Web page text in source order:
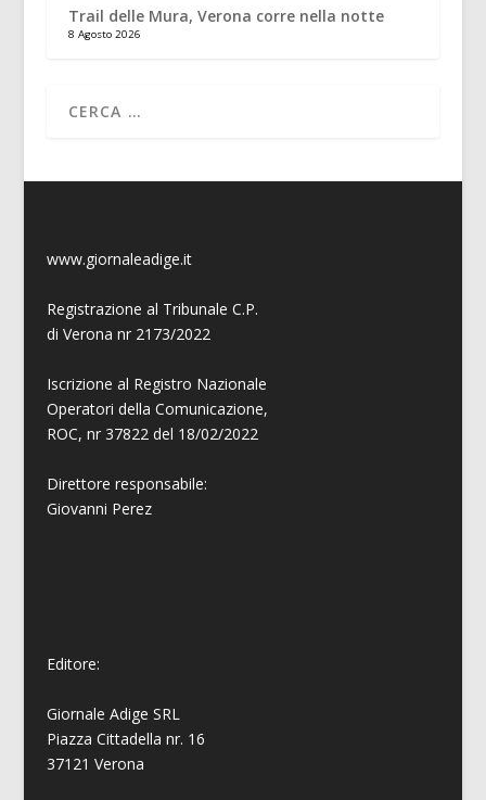
Trail delle Mura, Verona corre nella notte
8 Agosto 2026
www.giornaleadige.it
Registrazione al Tribunale C.P.
di Verona nr 2173/2022
Iscrizione al Registro Nazionale
Operatori della Comunicazione,
ROC, nr 37822 del 18/02/2022
Direttore responsabile:
Giovanni Perez
Editore:
Giornale Adige SRL
Piazza Cittadella nr. 16
37121 Verona